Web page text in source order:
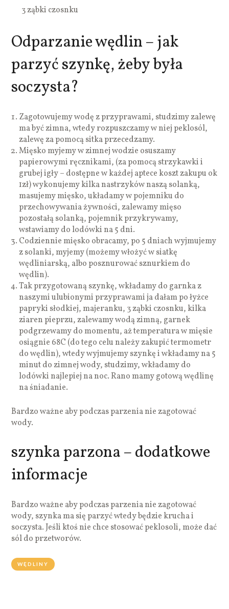
3 ząbki czosnku
Odparzanie wędlin – jak
parzyć szynkę, żeby była
soczysta?
Zagotowujemy wodę z przyprawami, studzimy zalewę
ma być zimna, wtedy rozpuszczamy w niej peklosól,
zalewę za pomocą sitka przecedzamy.
Mięsko myjemy w zimnej wodzie osuszamy
papierowymi ręcznikami, (za pomocą strzykawki i
grubej igły – dostępne w każdej aptece koszt zakupu ok
1zł) wykonujemy kilka nastrzyków naszą solanką,
masujemy mięsko, układamy w pojemniku do
przechowywania żywności, zalewamy mięso
pozostałą solanką, pojemnik przykrywamy,
wstawiamy do lodówki na 5 dni.
Codziennie mięsko obracamy, po 5 dniach wyjmujemy
z solanki, myjemy (możemy włożyć w siatkę
wędliniarską, albo posznurować sznurkiem do
wędlin).
Tak przygotowaną szynkę, wkładamy do garnka z
naszymi ulubionymi przyprawami ja dałam po łyżce
papryki słodkiej, majeranku, 3 ząbki czosnku, kilka
ziaren pieprzu, zalewamy wodą zimną, garnek
podgrzewamy do momentu, aż temperatura w mięsie
osiągnie 68C (do tego celu należy zakupić termometr
do wędlin), wtedy wyjmujemy szynkę i wkładamy na 5
minut do zimnej wody, studzimy, wkładamy do
lodówki najlepiej na noc. Rano mamy gotową wędlinę
na śniadanie.
Bardzo ważne aby podczas parzenia nie zagotować
wody.
szynka parzona – dodatkowe
informacje
Bardzo ważne aby podczas parzenia nie zagotować
wody, szynka ma się parzyć wtedy będzie krucha i
soczysta. Jeśli ktoś nie chce stosować peklosoli, może dać
sól do przetworów.
WĘDLINY